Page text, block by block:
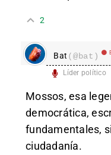
2
Bat (@bat)
Líder político
Mossos, esa
democrática,
fundamentales,
ciudadanía.